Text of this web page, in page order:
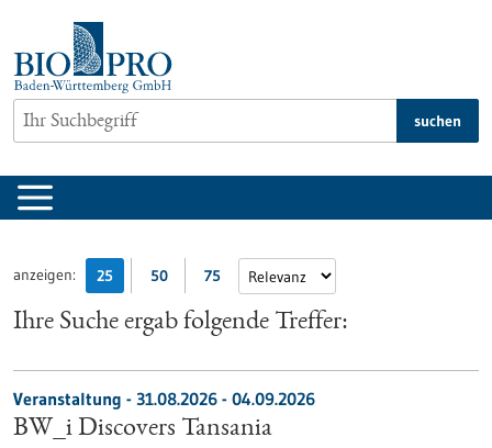
springen
suchen
anzeigen: 25 50 75
Ihre Suche ergab folgende Treffer:
Veranstaltung - 31.08.2026 - 04.09.2026
BW_i Discovers Tansania